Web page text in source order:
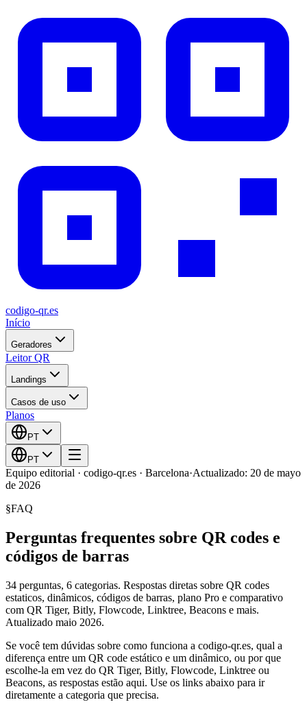
codigo-qr.es
Início
Geradores
Leitor QR
Landings
Casos de uso
Planos
PT
PT
Equipo editorial · codigo-qr.es · Barcelona·Actualizado: 20 de mayo
de 2026
§FAQ
Perguntas frequentes sobre QR codes e
códigos de barras
34 perguntas, 6 categorias. Respostas diretas sobre QR codes
estaticos, dinâmicos, códigos de barras, plano Pro e comparativo
com QR Tiger, Bitly, Flowcode, Linktree, Beacons e mais.
Atualizado maio 2026.
Se você tem dúvidas sobre como funciona a codigo-qr.es, qual a
diferença entre um QR code estático e um dinâmico, ou por que
escolhe-la em vez do QR Tiger, Bitly, Flowcode, Linktree ou
Beacons, as respostas estão aqui. Use os links abaixo para ir
diretamente a categoria que precisa.